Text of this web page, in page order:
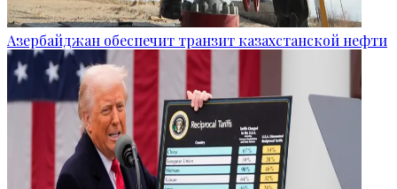
Азербайджан обеспечит транзит казахстанской нефти